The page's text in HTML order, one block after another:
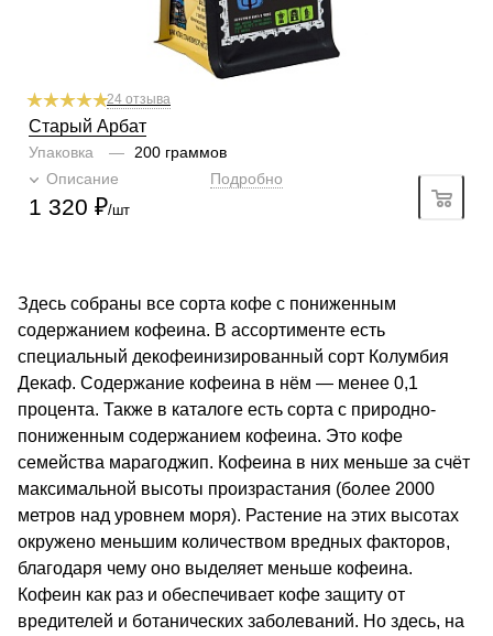
24 отзыва
Старый Арбат
Упаковка —
200 граммов
Описание
Подробно
1 320 ₽/шт
Здесь собраны все сорта кофе с пониженным
содержанием кофеина. В ассортименте есть
специальный декофеинизированный сорт Колумбия
Декаф. Содержание кофеина в нём — менее 0,1
процента. Также в каталоге есть сорта с природно-
пониженным содержанием кофеина. Это кофе
семейства марагоджип. Кофеина в них меньше за счёт
максимальной высоты произрастания (более 2000
метров над уровнем моря). Растение на этих высотах
окружено меньшим количеством вредных факторов,
благодаря чему оно выделяет меньше кофеина.
Кофеин как раз и обеспечивает кофе защиту от
вредителей и ботанических заболеваний. Но здесь, на